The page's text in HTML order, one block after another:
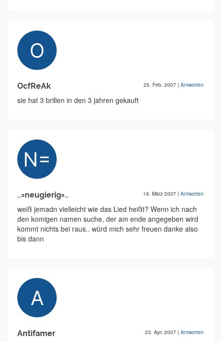
OcfReAk 25. Feb. 2007 | Antworten
sie hat 3 brillen in den 3 jahren gekauft
..=neugierig=.. 19. März 2007 | Antworten
weiß jemadn vielleicht wie das Lied heißt? Wenn ich nach
den komigen namen suche, der am ende angegeben wird
kommt nichts bei raus.. würd mich sehr freuen danke also
bis dann
Antifamer 23. Apr. 2007 | Antworten